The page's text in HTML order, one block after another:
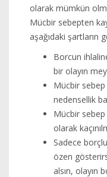
olarak mümkün
Mücbir sebepten
aşağıdaki şartların
Borcun
bir olayın
Mücbir
nedensellik
Mücbir
olarak
Sadece
özen
alsın, olayın